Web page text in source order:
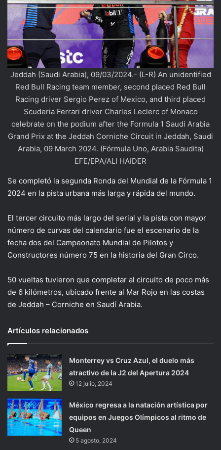
Jeddah (Saudi Arabia), 09/03/2024.- (L-R) An unidentified
Red Bull Racing team member, second placed Red Bull
Racing driver Sergio Perez of Mexico, and third placed
Scuderia Ferrari driver Charles Leclerc of Monaco
celebrate on the podium after the Formula 1 Saudi Arabia
Grand Prix at the Jeddah Corniche Circuit in Jeddah, Saudi
Arabia, 09 March 2024. (Fórmula Uno, Arabia Saudita)
EFE/EPA/ALI HAIDER
Se completó la segunda Ronda del Mundial de la Fórmula 1
2024 en la pista urbana más larga y rápida del mundo.
El tercer circuito más largo del serial y la pista con mayor
número de curvas del calendario fue el escenario de la
fecha dos del Campeonato Mundial de Pilotos y
Constructores número 75 en la historia del Gran Circo.
50 vueltas tuvieron que completar al circuito de poco más
de 6 kilómetros, ubicado frente al Mar Rojo en las costas
de Jeddah – Corniche en Saudí Arabia.
Artículos relacionados
Monterrey vs Cruz Azul, el duelo más
atractivo de la J2 del Apertura 2024
12 julio, 2024
México regresa a la natación artística por
equipos en Juegos Olímpicos al ritmo de
Queen
5 agosto, 2024